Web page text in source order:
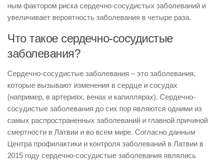
ным фактором риска сердечно-­сосудистых заболеваний и
увеличивает вероят­ность заболевания в четыре раза.
Что такое сердечно-сосудистые
заболевания?
Сердечно-сосудистые заболевания – это заболевания,
которые вызывают изменения в сердце и сосудах
(например, в артериях, венах и капиллярах). Сердечно-
сосудистые заболевания до сих пор являются одними из
самых распространенных заболеваний и главной причиной
смертности в Латвии и во всем мире. Согласно данным
Центра профилактики и контроля заболеваний в Латвии в
2015 году сердечно-­сосудистые заболевания являлись